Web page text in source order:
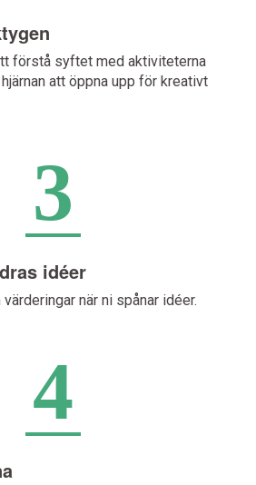
förstå syftet med aktiviteterna
att öppna upp för kreativt
3
idéer
när ni spånar idéer.
4